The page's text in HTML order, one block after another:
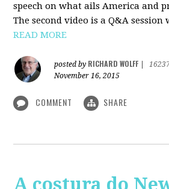
speech on what ails America and
The second video is a Q&A
READ MORE
posted by RICHARD WOLFF
November 16, 2015
COMMENT SHARE
A costura do